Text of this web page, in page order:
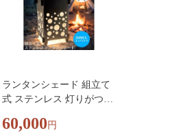
ランタンシェード 組立て
式 ステンレス 灯りがつく
ンタン インテリア キャン
60,000 円